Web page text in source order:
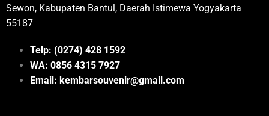
Sewon, Kabupaten Bantul, Daerah Istimewa Yogyakarta
55187
Telp: (0274) 428 1592
WA: 0856 4315 7927
Email: kembarsouvenir@gmail.com